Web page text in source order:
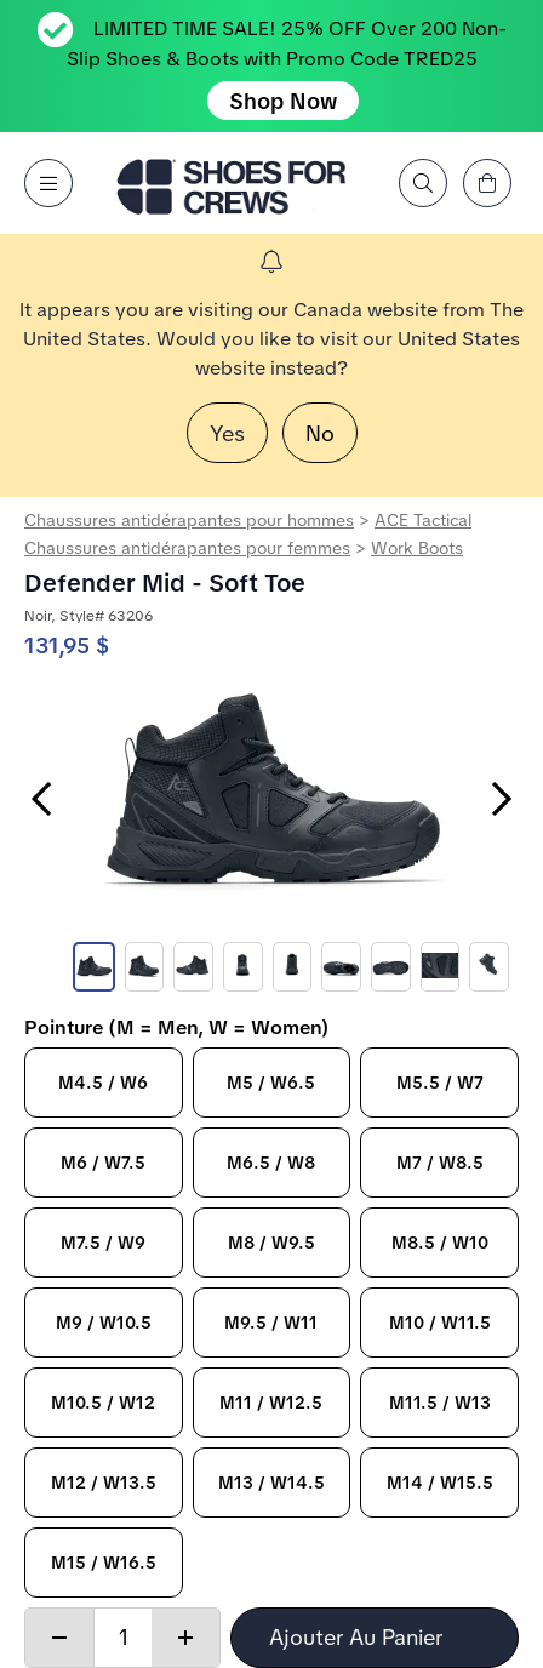
LIMITED TIME SALE! 25% OFF Over 200 Non-
Slip Shoes & Boots with Promo Code TRED25
Shop Now
Open Menu
Aller à la page d’accueil Shoes For Crews
Rechercher par marque, caractéristique, style, couleur, etc.
Affichez le panier
It appears you are visiting our Canada website from The
United States. Would you like to visit our United States
website instead?
Yes No
Chaussures antidérapantes pour hommes > ACE Tactical
Chaussures antidérapantes pour femmes > Work Boots
Defender Mid - Soft Toe
Noir, Style# 63206
131,95 $
Previous Slide Next Slide
Pointure (M = Men, W = Women)
M4.5 / W6 M5 / W6.5 M5.5 / W7
M6 / W7.5 M6.5 / W8 M7 / W8.5
M7.5 / W9 M8 / W9.5 M8.5 / W10
M9 / W10.5 M9.5 / W11 M10 / W11.5
M10.5 / W12 M11 / W12.5 M11.5 / W13
M12 / W13.5 M13 / W14.5 M14 / W15.5
M15 / W16.5
Quantity:
Increase
Ajouter Au Panier